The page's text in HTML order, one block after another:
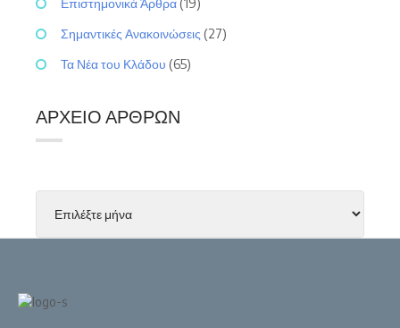
Σημαντικές Ανακοινώσεις (27)
Τα Νέα του Κλάδου (65)
ΑΡΧΕΊΟ ΆΡΘΡΩΝ